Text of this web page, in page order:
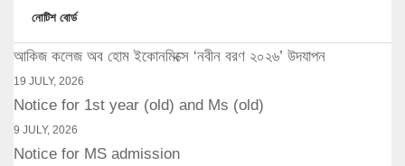
নোটিশ বোর্ড
আকিজ কলেজ অব হোম ইকোনমিক্সে ‘নবীন বরণ ২০২৬’ উদযাপন
19 JULY, 2026
Notice for 1st year (old) and Ms (old)
9 JULY, 2026
Notice for MS admission